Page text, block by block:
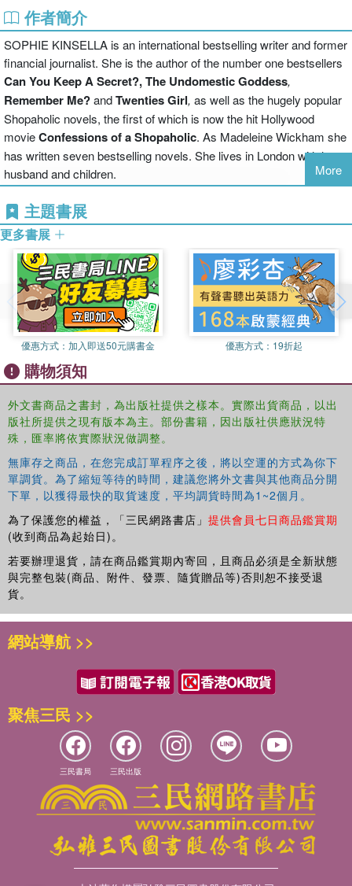
famous Piers. Everything is going to be OK.
But soon everyone's entangled with everyone else, in the
most awkward possible way. And as events closed in on
him, Marcus began to realise that some deceptions are
just a bit too close to home.
作者簡介
SOPHIE KINSELLA is an international bestselling writer and former
financial journalist. She is the author of the number one bestsellers
Can You Keep A Secret?,The Undomestic Goddess,
Remember Me?andTwenties Girl, as well as the hugely popular
Shopaholic novels, the first of which is now the hit Hollywood
movieConfessions of a Shopaholic. As Madeleine Wickham she
has written seven bestselling novels. She lives in London with her
husband and children.
More
主題書展
更多書展
優惠方式： 加入即送50元購書金 優惠方式： 19折起
購物須知
外文書商品之書封，為出版社提供之樣本。實際出貨商品，以出
版社所提供之現有版本為主。部份書籍，因出版社供應狀況特
殊，匯率將依實際狀況做調整。
無庫存之商品，在您完成訂單程序之後，將以空運的方式為你下
單調貨。為了縮短等待的時間，建議您將外文書與其他商品分開
下單，以獲得最快的取貨速度，平均調貨時間為1~2個月。
為了保護您的權益，「三民網路書店」 提供會員七日商品鑑賞期
(收到商品為起始日)。
若要辦理退貨，請在商品鑑賞期內寄回，且商品必須是全新狀態
與完整包裝(商品、附件、發票、隨貨贈品等)否則恕不接受退
貨。
網站導航 >>
聚焦三民 >>
三民書局 三民出版